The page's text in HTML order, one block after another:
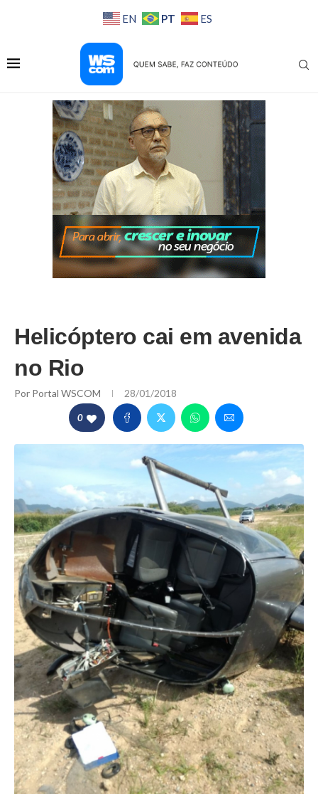
EN PT ES
Helicóptero cai em avenida
no Rio
Por Portal WSCOM 28/01/2018
0